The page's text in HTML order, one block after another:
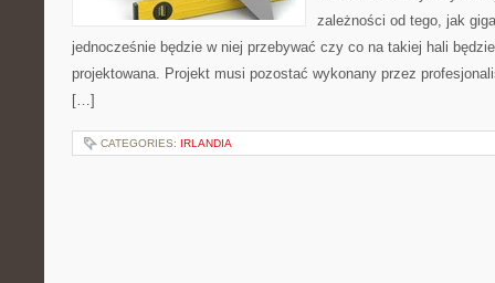
zależności od tego, jak
jednocześnie będzie w niej przebywać czy co na takiej hali
projektowana. Projekt musi pozostać wykonany przez
[…]
CATEGORIES: IRLANDIA